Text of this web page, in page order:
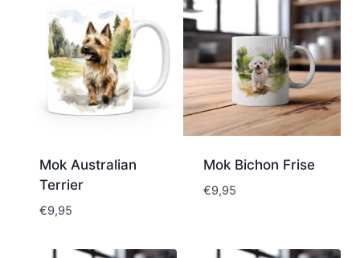
Mok Australian
Terrier
€9,95
Mok Bichon Frise
€9,95